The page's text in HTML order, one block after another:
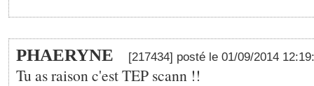
PHAERYNE [217434] posté le 01/09/2014
Tu as raison c'est TEP scann !!